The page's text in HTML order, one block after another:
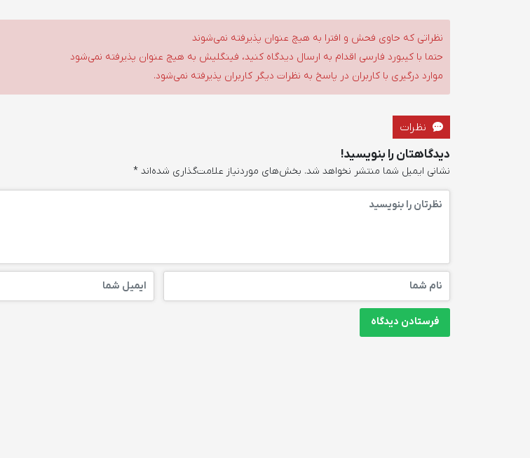
نظراتی که حاوی فحش و افترا به هیچ عنوان پذیرفته نمی‌شوند
حتما با کیبورد فارسی اقدام به ارسال دیدگاه کنید، فینگلیش به هیچ عنوان پذیرفته نمی‌شود
موارد درگیری با کاربران در پاسخ به نظرات دیگر کاربران پذیرفته نمی‌شود.
نظرات
دیدگاهتان را بنویسید!
نشانی ایمیل شما منتشر نخواهد شد. بخش‌های موردنیاز علامت‌گذاری شده‌اند *